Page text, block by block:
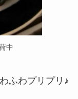
中
ふわプリプリ♪